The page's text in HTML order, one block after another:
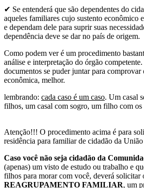
✔ Se entenderá que são dependentes do
aqueles familiares cujo sustento econômico
e dependam dele para suprir suas
dependência deve se dar no país de origem.
Como podem ver é um procedimento
análise e interpretação do órgão
documentos se puder juntar para
econômica, melhor.
lembrando: cada caso é um caso. Um casal
filhos, um casal com sogro, um filho com
Atenção!!! O procedimento acima é para
residência para familiar de cidadão da
Caso você não seja cidadão da
(apenas) um visto de estudo ou trabalho e
filhos para morar com você, deverá solicitar
REAGRUPAMENTO FAMILIAR, um